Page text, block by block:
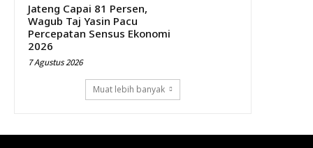
Jateng Capai 81 Persen,
Wagub Taj Yasin Pacu
Percepatan Sensus Ekonomi
2026
7 Agustus 2026
Muat lebih banyak